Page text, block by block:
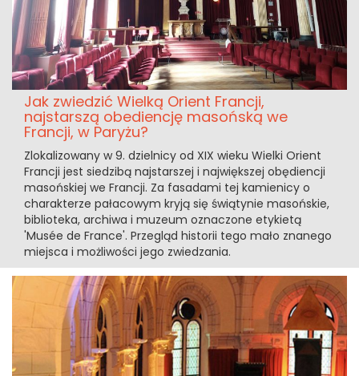
Jak zwiedzić Wielką Orient Francji,
najstarszą obediencję masońską we
Francji, w Paryżu?
Zlokalizowany w 9. dzielnicy od XIX wieku Wielki Orient
Francji jest siedzibą najstarszej i największej obędiencji
masońskiej we Francji. Za fasadami tej kamienicy o
charakterze pałacowym kryją się świątynie masońskie,
biblioteka, archiwa i muzeum oznaczone etykietą
'Musée de France'. Przegląd historii tego mało znanego
miejsca i możliwości jego zwiedzania.